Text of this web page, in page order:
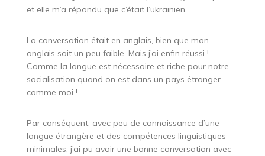
et elle m’a répondu que c’était l’ukrainien.
La conversation était en anglais, bien que mon
anglais soit un peu faible. Mais j’ai enfin réussi !
Comme la langue est nécessaire et riche pour notre
socialisation quand on est dans un pays étranger
comme moi !
Par conséquent, avec peu de connaissance d’une
langue étrangère et des compétences linguistiques
minimales, j’ai pu avoir une bonne conversation avec